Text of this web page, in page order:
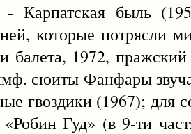
Карпатская быль
которые потрясли
балета, 1972,
сюиты Фанфары
гвоздики (1967); для
Гуд» (в 9-ти